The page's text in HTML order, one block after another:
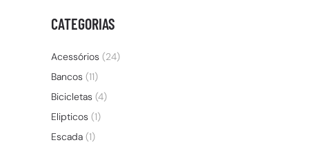
CATEGORIAS
Acessórios (24)
Bancos (11)
Bicicletas (4)
Elipticos (1)
Escada (1)